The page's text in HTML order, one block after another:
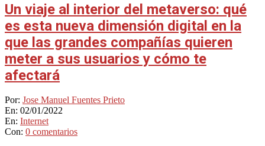
Un viaje al interior del metaverso: qué
es esta nueva dimensión digital en la
que las grandes compañías quieren
meter a sus usuarios y cómo te
afectará
2022-
01-
02
Por: Jose Manuel Fuentes Prieto
En: 02/01/2022
En: Internet
Con: 0 comentarios